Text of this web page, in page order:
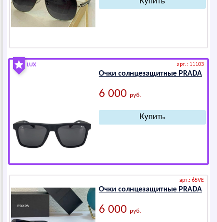
LUX арт.: 11103
Очки солнцезащитные РRАDА
6 000 руб.
арт.: 65VE
Очки солнцезащитные РRАDА
6 000 руб.